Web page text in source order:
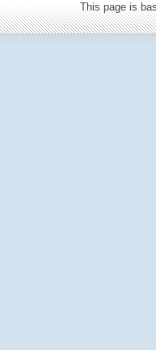
This page is